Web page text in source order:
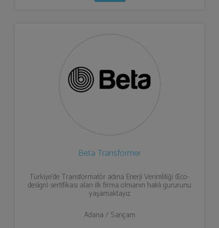
Beta Transformer
Türkiye'de Transformatör adına Enerji Verimliliği (Eco-
design) sertifikası alan ilk firma olmanın haklı gururunu
yaşamaktayız.
Adana / Sarıçam